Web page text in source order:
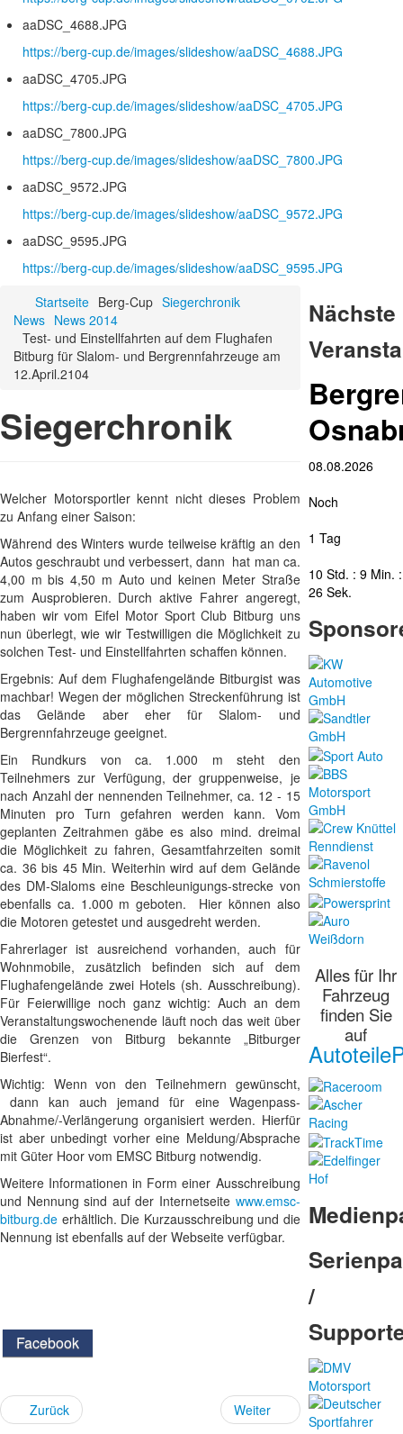
aaDSC_4688.JPG
https://berg-cup.de/images/slideshow/aaDSC_4688.JPG
aaDSC_4705.JPG
https://berg-cup.de/images/slideshow/aaDSC_4705.JPG
aaDSC_7800.JPG
https://berg-cup.de/images/slideshow/aaDSC_7800.JPG
aaDSC_9572.JPG
https://berg-cup.de/images/slideshow/aaDSC_9572.JPG
aaDSC_9595.JPG
https://berg-cup.de/images/slideshow/aaDSC_9595.JPG
Startseite Berg-Cup Siegerchronik
News News 2014
Test- und Einstellfahrten auf dem Flughafen
Bitburg für Slalom- und Bergrennfahrzeuge am
12.April.2104
Siegerchronik
Welcher Motorsportler kennt nicht dieses Problem
zu Anfang einer Saison:
Während des Winters wurde teilweise kräftig an den
Autos geschraubt und verbessert, dann hat man ca.
4,00 m bis 4,50 m Auto und keinen Meter Straße
zum Ausprobieren. Durch aktive Fahrer angeregt,
haben wir vom Eifel Motor Sport Club Bitburg uns
nun überlegt, wie wir Testwilligen die Möglichkeit zu
solchen Test- und Einstellfahrten schaffen können.
Ergebnis: Auf dem Flughafengelände Bitburgist was
machbar! Wegen der möglichen Streckenführung ist
das Gelände aber eher für Slalom- und
Bergrennfahrzeuge geeignet.
Ein Rundkurs von ca. 1.000 m steht den
Teilnehmers zur Verfügung, der gruppenweise, je
nach Anzahl der nennenden Teilnehmer, ca. 12 - 15
Minuten pro Turn gefahren werden kann. Vom
geplanten Zeitrahmen gäbe es also mind. dreimal
die Möglichkeit zu fahren, Gesamtfahrzeiten somit
ca. 36 bis 45 Min. Weiterhin wird auf dem Gelände
des DM-Slaloms eine Beschleunigungs-strecke von
ebenfalls ca. 1.000 m geboten. Hier können also
die Motoren getestet und ausgedreht werden.
Fahrerlager ist ausreichend vorhanden, auch für
Wohnmobile, zusätzlich befinden sich auf dem
Flughafengelände zwei Hotels (sh. Ausschreibung).
Für Feierwillige noch ganz wichtig: Auch an dem
Veranstaltungswochenende läuft noch das weit über
die Grenzen von Bitburg bekannte „Bitburger
Bierfest“.
Wichtig: Wenn von den Teilnehmern gewünscht,
dann kan auch jemand für eine Wagenpass-
Abnahme/-Verlängerung organisiert werden. Hierfür
ist aber unbedingt vorher eine Meldung/Absprache
mit Güter Hoor vom EMSC Bitburg notwendig.
Weitere Informationen in Form einer Ausschreibung
und Nennung sind auf der Internetseite www.emsc-
bitburg.de erhältlich. Die Kurzausschreibung und die
Nennung ist ebenfalls auf der Webseite verfügbar.
Facebook
Zurück Weiter
Nächste
08.08.2026
Noch
1 Tag
10 Std. : 9 Min. :
25 Sek.
Alles für Ihr
Fahrzeug
finden Sie
auf
/